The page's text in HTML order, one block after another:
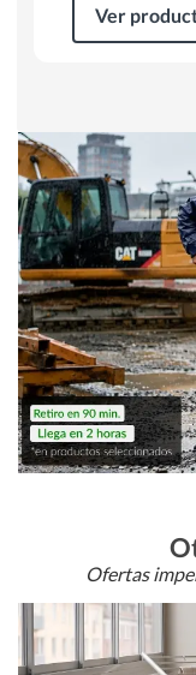
Ver
Ofertas